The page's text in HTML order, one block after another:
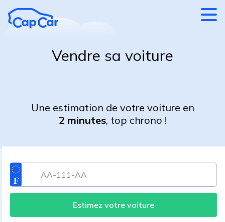
Vendre sa voiture
Une estimation de votre voiture en
2 minutes, top chrono !
Estimez votre voiture